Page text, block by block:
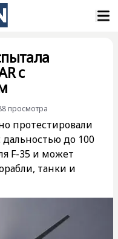
с
просмотра
протестировали
дальностью до 100
F-35 и может
танки и